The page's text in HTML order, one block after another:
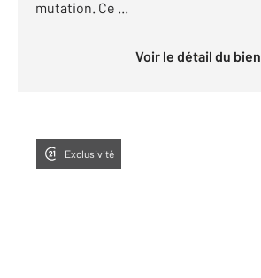
mutation. Ce ...
Voir le détail du bien
Exclusivité